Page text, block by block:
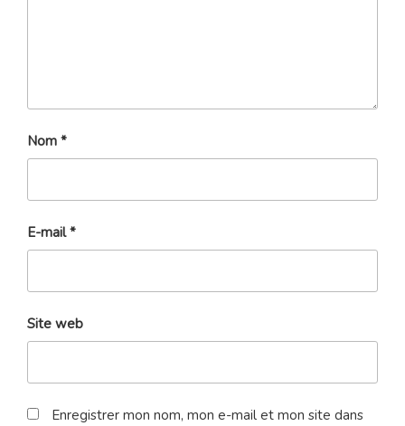
Nom *
E-mail*
Site web
Enregistrer mon nom, mon e-mail et mon site dans